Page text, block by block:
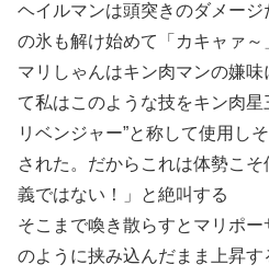
ヘイルマンは頭突きのダメー
の氷も解け始めて「カキャァ～
マリしゃんはキン肉マンの嫌
て私はこのような技をキン肉星
リベンジャー”と称して使用し
された。だからこれは体勢こ
義ではない！」と絶叫する
そこまで喚き散らすとマリポ
のように挟み込んだまま上昇す